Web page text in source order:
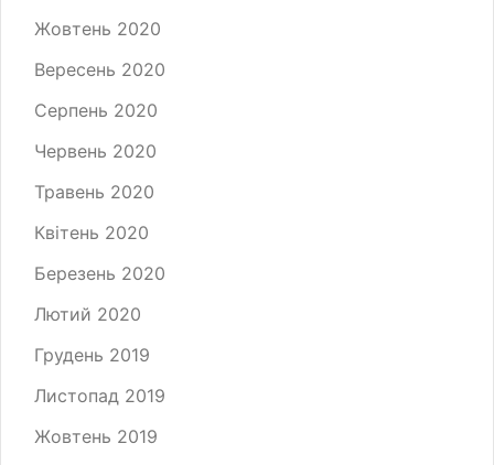
Жовтень 2020
Вересень 2020
Серпень 2020
Червень 2020
Травень 2020
Квітень 2020
Березень 2020
Лютий 2020
Грудень 2019
Листопад 2019
Жовтень 2019